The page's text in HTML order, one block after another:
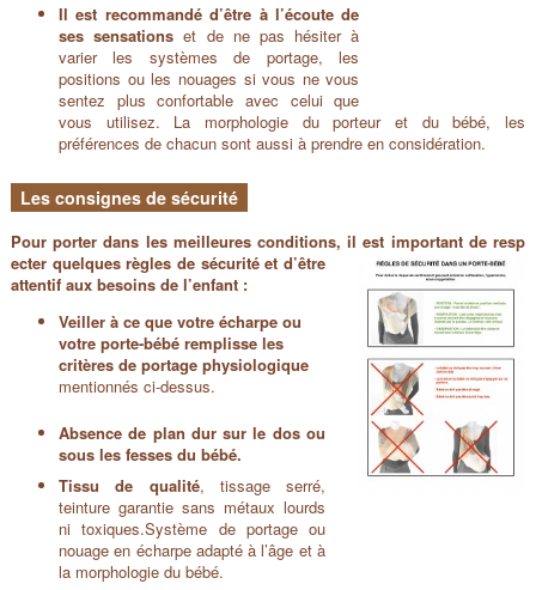
Il est recommandé d’être à l’écoute de
ses sensations et de ne pas hésiter à
varier les systèmes de portage, les
positions ou les nouages si vous ne vous
sentez plus confortable avec celui que
vous utilisez. La morphologie du porteur et du bébé, les
préférences de chacun sont aussi à prendre en considération.
Les consignes de sécurité
Pour porter dans les meilleures conditions, il est important de resp
ecter quelques règles de sécurité et d’être
attentif aux besoins de l’enfant :
Veiller à ce que votre écharpe ou
votre porte-bébé remplisse les
critères de portage physiologique
mentionnés ci-dessus.
Absence de plan dur sur le dos ou
sous les fesses du bébé.
Tissu de qualité, tissage serré,
teinture garantie sans métaux lourds
ni toxiques.Système de portage ou
nouage en écharpe adapté à l’âge et à
la morphologie du bébé.